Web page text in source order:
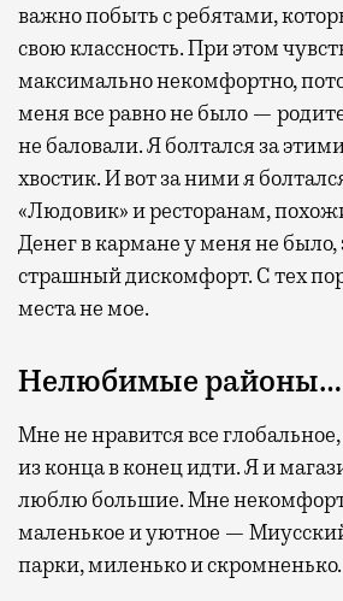
важно побыть с ребятами,
свою классность. При этом
максимально некомфортно,
меня все равно не было —
не баловали. Я болтался за
хвостик. И вот за ними я
«Людовик» и ресторанам,
Денег в кармане у меня не было,
страшный дискомфорт. С тех
места не мое.
Нелюбимые районы…
Мне не нравится все
из конца в конец идти. Я и
люблю большие. Мне
маленькое и уютное —
парки, миленько и скромненько.